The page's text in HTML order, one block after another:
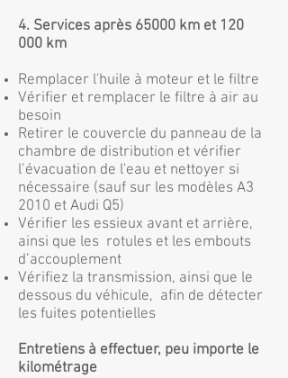
4. Services après 65000 km et 120
000 km
Remplacer l'huile à moteur et le filtre
Vérifier et remplacer le filtre à air au
besoin
Retirer le couvercle du panneau de la
chambre de distribution et vérifier
l’évacuation de l'eau et nettoyer si
nécessaire (sauf sur les modèles A3
2010 et Audi Q5)
Vérifier les essieux avant et arrière,
ainsi que les rotules et les embouts
d’accouplement
Vérifiez la transmission, ainsi que le
dessous du véhicule, afin de détecter
les fuites potentielles
Entretiens à effectuer, peu importe le
kilométrage